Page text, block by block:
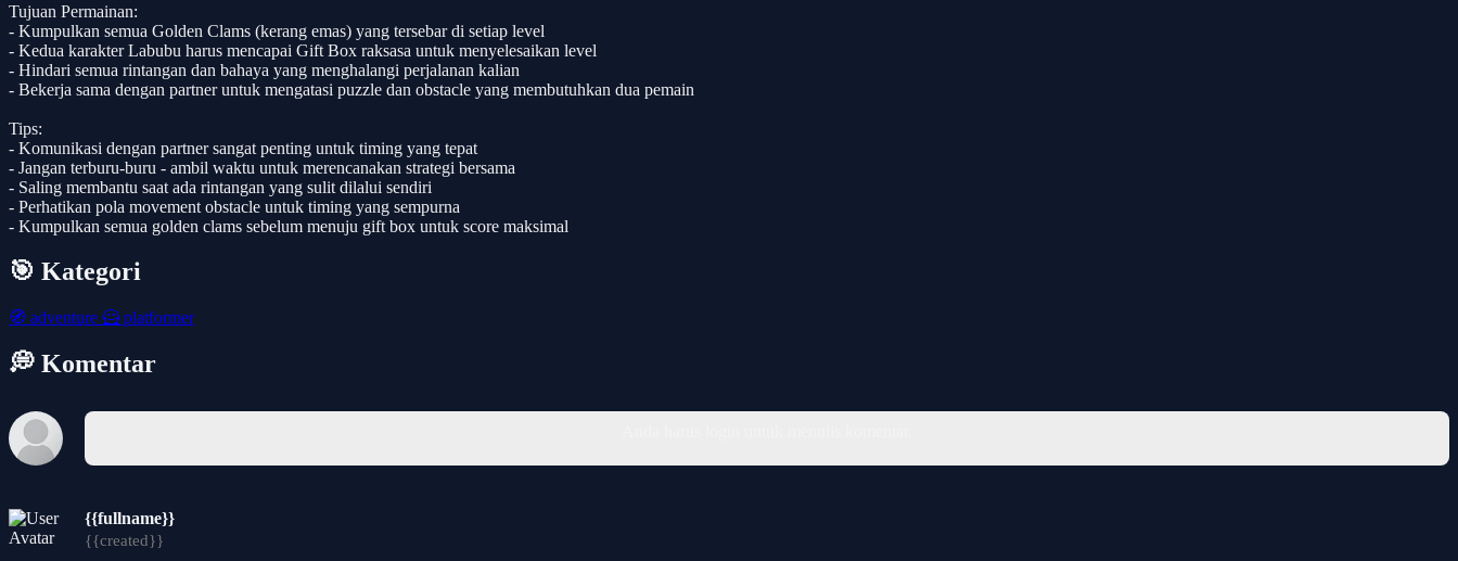
Tujuan Permainan:
- Kumpulkan semua Golden Clams (kerang emas) yang tersebar di setiap level
- Kedua karakter Labubu harus mencapai Gift Box raksasa untuk menyelesaikan level
- Hindari semua rintangan dan bahaya yang menghalangi perjalanan kalian
- Bekerja sama dengan partner untuk mengatasi puzzle dan obstacle yang membutuhkan dua pemain
Tips:
- Komunikasi dengan partner sangat penting untuk timing yang tepat
- Jangan terburu-buru - ambil waktu untuk merencanakan strategi bersama
- Saling membantu saat ada rintangan yang sulit dilalui sendiri
- Perhatikan pola movement obstacle untuk timing yang sempurna
- Kumpulkan semua golden clams sebelum menuju gift box untuk score maksimal
🎯 Kategori
🧭 adventure 🦸 platformer
💭 Komentar
{{fullname}}
{{created}}